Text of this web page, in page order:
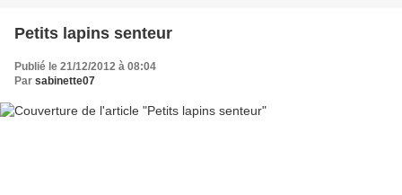
Petits lapins senteur
Publié le 21/12/2012 à 08:04
Par sabinette07